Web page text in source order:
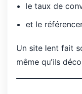
le taux de
et le
Un site lent fait
même qu’ils